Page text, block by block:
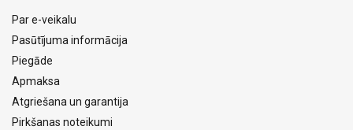
Par e-veikalu
Pasūtījuma informācija
Piegāde
Apmaksa
Atgriešana un garantija
Pirkšanas noteikumi